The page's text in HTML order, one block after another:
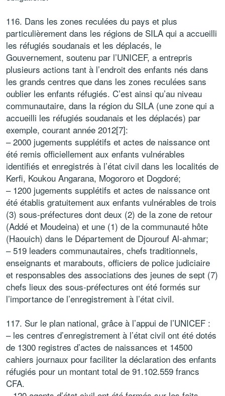
116. Dans les zones reculées du pays et plus
particulièrement dans les régions de SILA qui a accueilli
les réfugiés soudanais et les déplacés, le
Gouvernement, soutenu par l’UNICEF, a entrepris
plusieurs actions tant à l’endroit des enfants nés dans
les grands centres que dans les zones reculées sans
oublier les enfants réfugiés. C’est ainsi qu’au niveau
communautaire, dans la région du SILA (une zone qui a
accueilli les réfugiés soudanais et les déplacés) par
exemple, courant année 2012[7]:
– 2000 jugements supplétifs et actes de naissance ont
été remis officiellement aux enfants vulnérables
identifiés et enregistrés à l’état civil dans les localités de
Kerfi, Koukou Angarana, Mogororo et Dogdoré;
– 1200 jugements supplétifs et actes de naissance ont
été établis gratuitement aux enfants vulnérables de trois
(3) sous-préfectures dont deux (2) de la zone de retour
(Addé et Moudeina) et une (1) de la communauté hôte
(Haouich) dans le Département de Djourouf Al-ahmar;
– 519 leaders communautaires, chefs traditionnels,
enseignants et marabouts, officiers de police judiciaire
et responsables des associations des jeunes de sept (7)
chefs lieux des sous-préfectures ont été formés sur
l’importance de l’enregistrement à l’état civil.
117. Sur le plan national, grâce à l’appui de l’UNICEF :
– les centres d’enregistrement à l’état civil ont été dotés
de 1300 registres d’actes de naissances et 14500
cahiers journaux pour faciliter la déclaration des enfants
réfugiés pour un montant total de 91.102.559 francs
CFA.